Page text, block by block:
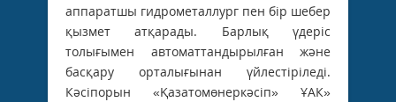
аппаратшы гидрометаллург пен бір шебер
қызмет атқарады. Барлық үдеріс
толығымен автоматтандырылған және
басқару орталығынан үйлестіріледі.
Кәсіпорын «Қазатомөнеркәсіп» ҰАК»